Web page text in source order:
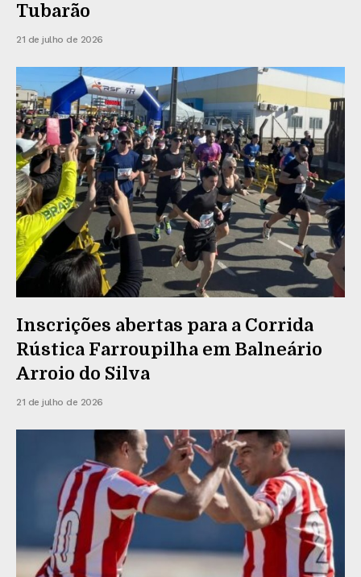
Tubarão
21 de julho de 2026
Inscrições abertas para a Corrida
Rústica Farroupilha em Balneário
Arroio do Silva
21 de julho de 2026